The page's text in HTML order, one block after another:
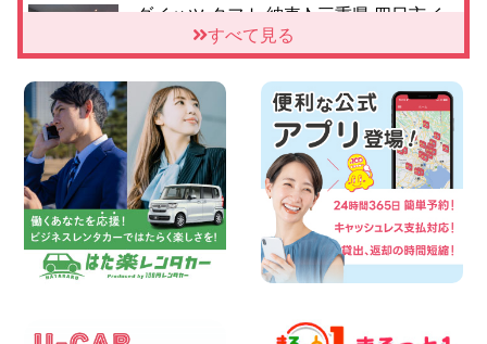
ダイハツ タフト 納車♪ 三重県 四日市イ
ンター店
100円レンタカー 四日市インター
夏季休暇のお知らせ 東京都 墨田両国店
100円レンタカー 墨田両国
2026年08月07日
三河安城店 8月後半のレンタカー予約は
お早めに♪ルーミーご予約受付中です! 愛
知県 三河安城店
100円レンタカー 三河安城
2026年08月07日
お盆シーズン空きあり!!100円レンタカー
すべて見る